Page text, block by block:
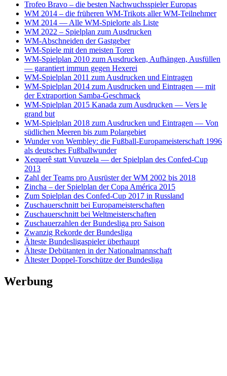
Trofeo Bravo – die besten Nachwuchsspieler Europas
WM 2014 – die früheren WM-Trikots aller WM-Teilnehmer
WM 2014 — Alle WM-Spielorte als Liste
WM 2022 – Spielplan zum Ausdrucken
WM-Abschneiden der Gastgeber
WM-Spiele mit den meisten Toren
WM-Spielplan 2010 zum Ausdrucken, Aufhängen, Ausfüllen
— garantiert immun gegen Hexerei
WM-Spielplan 2011 zum Ausdrucken und Eintragen
WM-Spielplan 2014 zum Ausdrucken und Eintragen — mit
der Extraportion Samba-Geschmack
WM-Spielplan 2015 Kanada zum Ausdrucken — Vers le
grand but
WM-Spielplan 2018 zum Ausdrucken und Eintragen — Von
südlichen Meeren bis zum Polargebiet
Wunder von Wembley: die Fußball-Europameisterschaft 1996
als deutsches Fußballwunder
Xequerê statt Vuvuzela — der Spielplan des Confed-Cup
2013
Zahl der Teams pro Ausrüster der WM 2002 bis 2018
Zincha – der Spielplan der Copa América 2015
Zum Spielplan des Confed-Cup 2017 in Russland
Zuschauerschnitt bei Europameisterschaften
Zuschauerschnitt bei Weltmeisterschaften
Zuschauerzahlen der Bundesliga pro Saison
Zwanzig Rekorde der Bundesliga
Älteste Bundesligaspieler überhaupt
Älteste Debütanten in der Nationalmannschaft
Ältester Doppel-Torschütze der Bundesliga
Werbung